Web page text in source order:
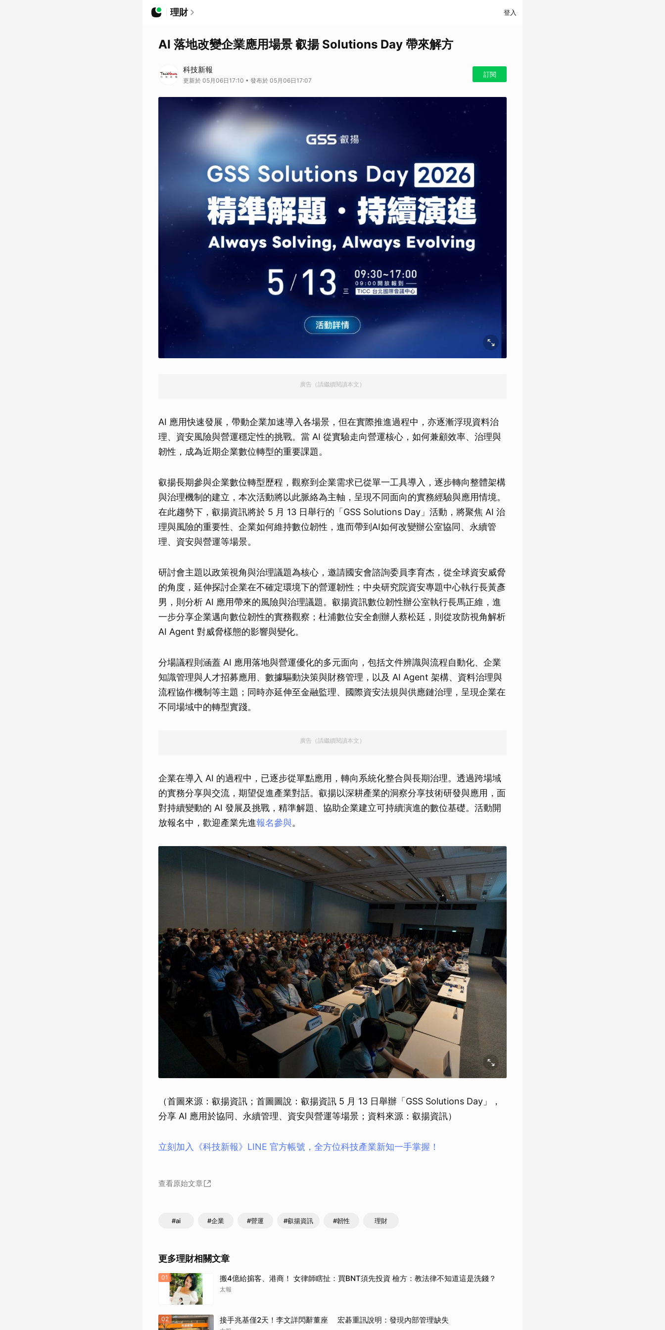
理財 登入
AI 落地改變企業應用場景 叡揚 Solutions Day 帶來解方
科技新報
更新於 05月06日17:10 • 發布於 05月06日17:07
訂閱
廣告（請繼續閱讀本文）
AI 應用快速發展，帶動企業加速導入各場景，但在實際推進過程中，亦逐漸浮現資料治
理、資安風險與營運穩定性的挑戰。當 AI 從實驗走向營運核心，如何兼顧效率、治理與
韌性，成為近期企業數位轉型的重要課題。
叡揚長期參與企業數位轉型歷程，觀察到企業需求已從單一工具導入，逐步轉向整體架構
與治理機制的建立，本次活動將以此脈絡為主軸，呈現不同面向的實務經驗與應用情境。
在此趨勢下，叡揚資訊將於 5 月 13 日舉行的「GSS Solutions Day」活動，將聚焦 AI 治
理與風險的重要性、企業如何維持數位韌性，進而帶到AI如何改變辦公室協同、永續管
理、資安與營運等場景。
研討會主題以政策視角與治理議題為核心，邀請國安會諮詢委員李育杰，從全球資安威脅
的角度，延伸探討企業在不確定環境下的營運韌性；中央研究院資安專題中心執行長黃彥
男，則分析 AI 應用帶來的風險與治理議題。叡揚資訊數位韌性辦公室執行長馬正維，進
一步分享企業邁向數位韌性的實務觀察；杜浦數位安全創辦人蔡松廷，則從攻防視角解析
AI Agent 對威脅樣態的影響與變化。
分場議程則涵蓋 AI 應用落地與營運優化的多元面向，包括文件辨識與流程自動化、企業
知識管理與人才招募應用、數據驅動決策與財務管理，以及 AI Agent 架構、資料治理與
流程協作機制等主題；同時亦延伸至金融監理、國際資安法規與供應鏈治理，呈現企業在
不同場域中的轉型實踐。
廣告（請繼續閱讀本文）
企業在導入 AI 的過程中，已逐步從單點應用，轉向系統化整合與長期治理。透過跨場域
的實務分享與交流，期望促進產業對話。叡揚以深耕產業的洞察分享技術研發與應用，面
對持續變動的 AI 發展及挑戰，精準解題、協助企業建立可持續演進的數位基礎。活動開
放報名中，歡迎產業先進報名參與。
（首圖來源：叡揚資訊；首圖圖說：叡揚資訊 5 月 13 日舉辦「GSS Solutions Day」，
分享 AI 應用於協同、永續管理、資安與營運等場景；資料來源：叡揚資訊）
立刻加入《科技新報》LINE 官方帳號，全方位科技產業新知一手掌握！
查看原始文章
#ai #企業 #營運 #叡揚資訊 #韌性 理財
更多理財相關文章
01 搬4億給掮客、港商！ 女律師瞎扯：買BNT須先投資 檢方：教法律不知道這是洗錢？
太報
02 接手兆基僅2天！李文詳閃辭董座 宏碁重訊說明：發現內部管理缺失
取消